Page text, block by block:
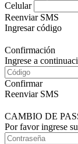
Celular
Reenviar SMS
Ingresar código
Confirmación
Ingrese a
Confirmar
Reenviar SMS
CAMBIO DE
Por favor ingrese